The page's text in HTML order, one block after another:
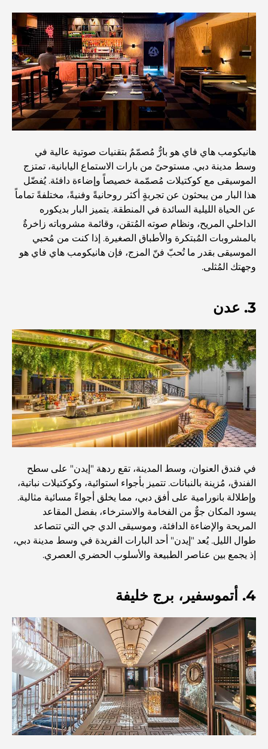
اكتشف ممشى نخلة جميرا: جولة بين الفخامة والإطلالات الخلابة
أفضل المناطق للسكن في دبي مع العائلة: اكتشف أفضل
الخيارات
فنادق الخمس نجوم في دبي: فخامة لا مثيل لها لكل مسافر
أشياء يمكنك القيام بها في وسط مدينة دبي: دليلك الشامل
أفضل أماكن الإفطار في دبي: أفضل 7 أماكن لا تُضاهى لتجربة
إفطار رمضاني لا يُنسى
المقاهي في منطقة الخليج التجاري: مزيج مثالي من القهوة
والمجتمع
استكشاف مطاعم جميرا جولف إستيتس: دليل الطهي
Dubai Horse Racing: Where Tradition Meets
Global Competition
المقاهي في نخلة جميرا: دليل لأفضل أماكن القهوة وأسلوب
الحياة في الجزيرة
كيفية الحصول على قرض عقاري في دبي: الدليل الشامل
مخطط تلال الغاف الرئيسي: معيار جديد للحياة المتكاملة في
دبي
والانسجام
أفضل شركات تنسيق الحدائق في دبي: تحويل المساحات
الخارجية
أفضل شركات نقل الأثاث في دبي: دليل شامل
نخلة جبل علي مقابل نخلة جميرا: مقارنة واضحة لمشتري
العقارات الأذكياء
هانيكومب هاي فاي هو بارٌّ مُصمّمٌ بتقنيات صوتية عالية في
وسط مدينة دبي. مستوحىً من بارات الاستماع اليابانية، تمتزج
الموسيقى مع كوكتيلات مُصمّمة خصيصاً وإضاءة دافئة. يُفضّل
هذا البار من يبحثون عن تجربةٍ أكثر روحانيةً وفنيةً، مختلفةً تماماً
عن الحياة الليلية السائدة في المنطقة. يتميز البار بديكوره
الداخلي المريح، ونظام صوته المُتقن، وقائمة مشروباته زاخرةٌ
بالمشروبات المُبتكرة والأطباق الصغيرة. إذا كنت من مُحبي
الموسيقى بقدر ما تُحبّ فنّ المزج، فإن هانيكومب هاي فاي هو
وجهتك المُثلى.
3. عدن
في فندق العنوان، وسط المدينة، تقع ردهة "إيدن" على سطح
الفندق، مُزينة بالنباتات. تتميز بأجواء استوائية، وكوكتيلات نباتية،
وإطلالة بانورامية على أفق دبي، مما يخلق أجواءً مسائية مثالية.
يسود المكان جوٌّ من الفخامة والاسترخاء، بفضل المقاعد
المريحة والإضاءة الدافئة، وموسيقى الدي جي التي تتصاعد
طوال الليل. يُعد "إيدن" أحد البارات الفريدة في وسط مدينة دبي،
إذ يجمع بين عناصر الطبيعة والأسلوب الحضري العصري.
4. أتموسفير، برج خليفة